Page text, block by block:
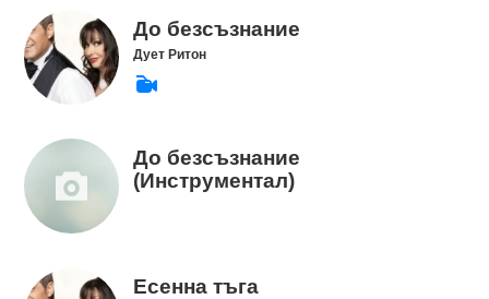
До безсъзнание
Дует Ритон
До безсъзнание
(Инструментал)
Есенна тъга